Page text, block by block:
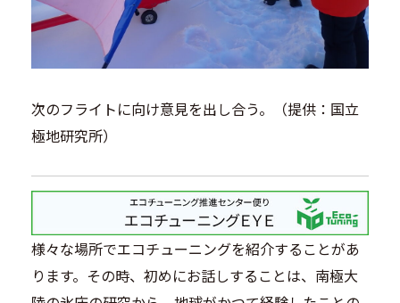
次のフライトに向け意見を出し合う。（提供：国立
極地研究所）
様々な場所でエコチューニングを紹介することがあ
ります。その時、初めにお話しすることは、南極大